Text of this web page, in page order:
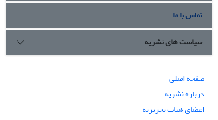
تماس با ما
سیاست های نشریه
صفحه اصلی
درباره نشریه
اعضای هیات تحریریه